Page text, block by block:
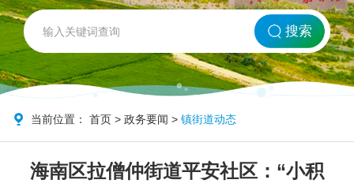
网站首页
北方海南
政务要闻
党务公开
搜索
当前位置：首页 >政务要闻 >镇街道动态
海南区拉僧仲街道平安社区：“小积